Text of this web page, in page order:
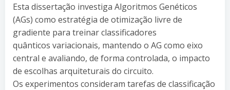
Esta dissertação investiga Algoritmos Genéticos
(AGs) como estratégia de otimização livre de
gradiente para treinar classificadores
quânticos variacionais, mantendo o AG como eixo
central e avaliando, de forma controlada, o impacto
de escolhas arquiteturais do circuito.
Os experimentos consideram tarefas de classificação